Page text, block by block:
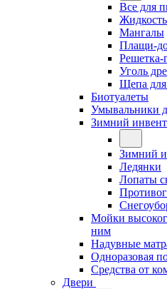
Все для
Мангалы
Плащи-
Решетка-
Уголь
Щепа для
Биотуалеты
Умывальники
Зимний
Зимний
Ледянки
Лопаты
Мойки
ним
Надувные
Одноразовая
Средства от
Двери